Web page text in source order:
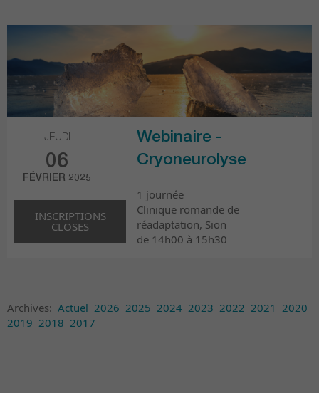
JEUDI
06
FÉVRIER 2025
INSCRIPTIONS
CLOSES
Webinaire -
Cryoneurolyse
1 journée
Clinique romande de
réadaptation, Sion
de 14h00 à 15h30
Archives: Actuel 2026 2025 2024 2023 2022 2021 2020
2019 2018 2017